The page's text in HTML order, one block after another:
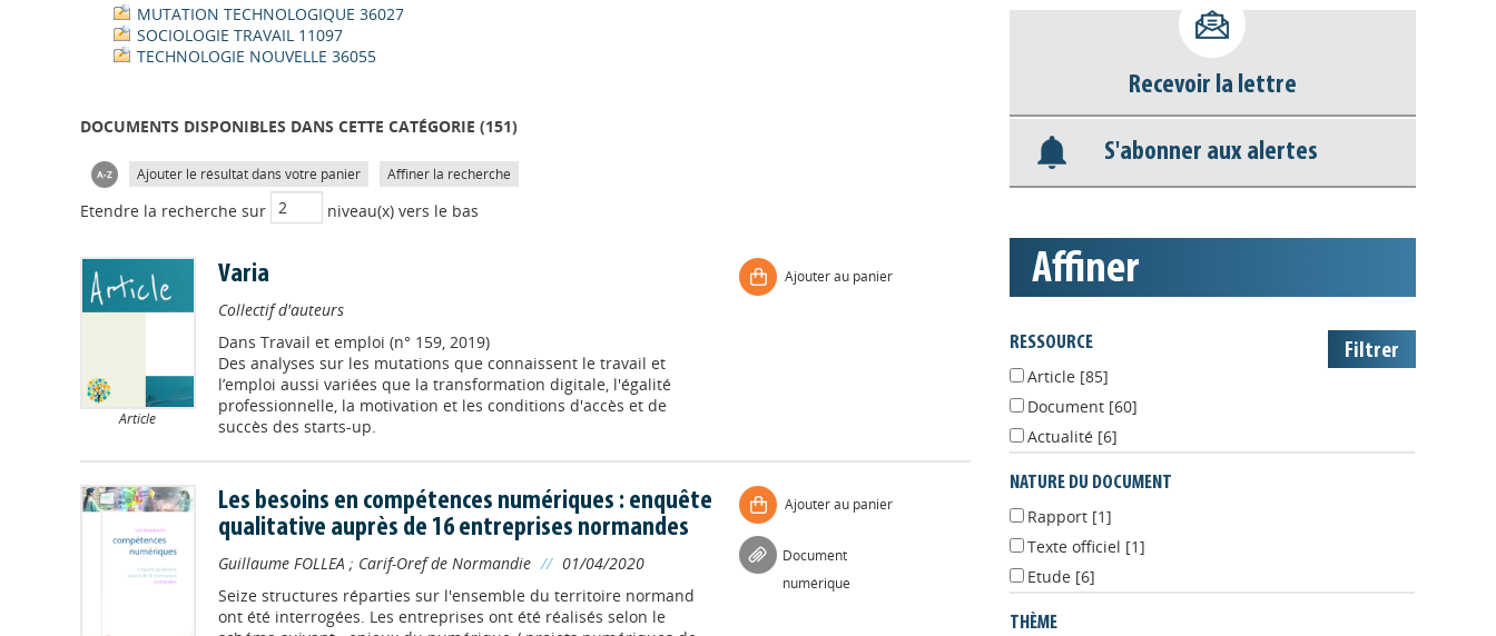
MUTATION TECHNOLOGIQUE 36027
SOCIOLOGIE TRAVAIL 11097
TECHNOLOGIE NOUVELLE 36055
DOCUMENTS DISPONIBLES DANS CETTE CATÉGORIE (151)
Ajouter le résultat dans votre panier Affiner la recherche
Etendre la recherche sur niveau(x) vers le bas
Article
Varia
Collectif d'auteurs
Dans Travail et emploi (n° 159, 2019)
Des analyses sur les mutations que connaissent le travail et
l’emploi aussi variées que la transformation digitale, l'égalité
professionnelle, la motivation et les conditions d'accès et de
succès des starts-up.
Ajouter au panier
Les besoins en compétences numériques : enquête
qualitative auprès de 16 entreprises normandes
Guillaume FOLLEA ; Carif-Oref de Normandie // 01/04/2020
Seize structures réparties sur l'ensemble du territoire normand
ont été interrogées. Les entreprises ont été réalisés selon le
Ajouter au panier
Document
numérique
Base documentaire
affiner
RESSOURCE
Article
Document[60]
Actualité[6]
NATURE DU DOCUMENT
Rapport[1]
Texte officiel
Etude[6]